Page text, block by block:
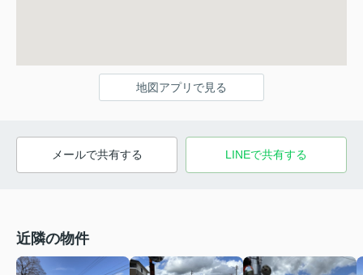
地図アプリで見る
メールで共有する LINEで共有する
近隣の物件